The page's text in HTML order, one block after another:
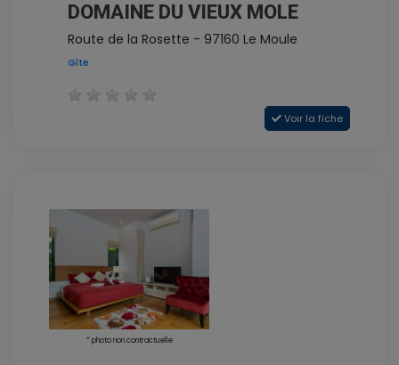
DOMAINE DU VIEUX MOLE
Route de la Rosette - 97160 Le Moule
Gîte
Voir la fiche
* photo non contractuelle